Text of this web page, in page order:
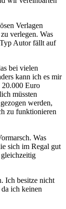
Verlagen
verlegen. Was
Autor fällt auf
bei vielen
kann ich es mir
20.000 Euro
müssten
werden,
zu funktionieren
Was
sich im Regal gut
gleichzeitig
Ich besitze nicht
ich keinen